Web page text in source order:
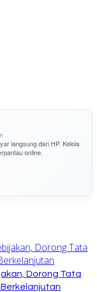
langsung dari HP. Kelola
online.
Dorong Tata